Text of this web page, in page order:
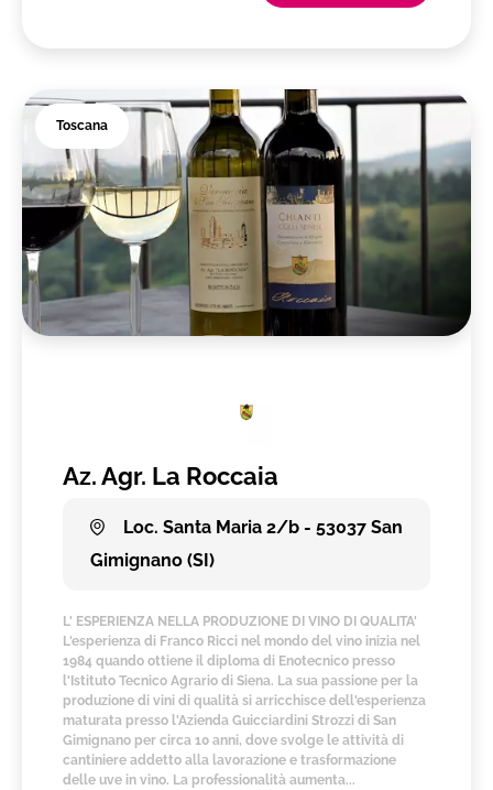
Toscana
Az. Agr. La Roccaia
Loc. Santa Maria 2/b - 53037 San
Gimignano (SI)
L' ESPERIENZA NELLA PRODUZIONE DI VINO DI QUALITA'
L'esperienza di Franco Ricci nel mondo del vino inizia nel
1984 quando ottiene il diploma di Enotecnico presso
l'Istituto Tecnico Agrario di Siena. La sua passione per la
produzione di vini di qualità si arricchisce dell'esperienza
maturata presso l'Azienda Guicciardini Strozzi di San
Gimignano per circa 10 anni, dove svolge le attività di
cantiniere addetto alla lavorazione e trasformazione
delle uve in vino. La professionalità aumenta...